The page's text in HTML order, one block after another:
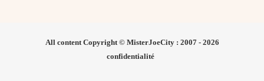
All content Copyright © MisterJoeCity : 2007 - 2026
confidentialité